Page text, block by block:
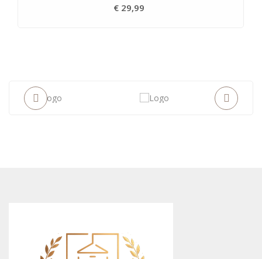
€ 29,99